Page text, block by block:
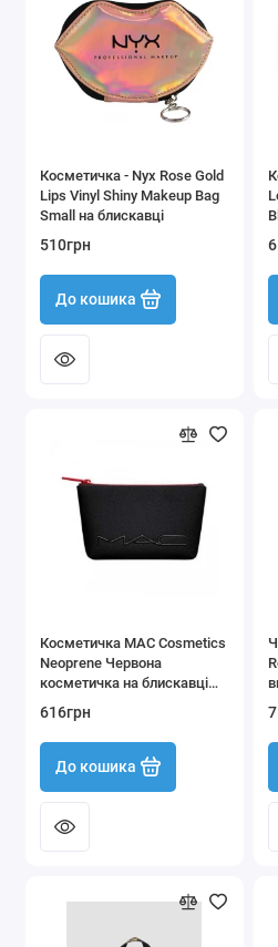
Чоловічий одяг, взуття та
Показати все
Косметичка - Nyx Rose Gold
Lips Vinyl Shiny Makeup Bag
Small на блискавці
510грн
До кошика
Косметичка MAC Cosmetics
Neoprene Червона
косметичка на блискавці
616грн
До кошика